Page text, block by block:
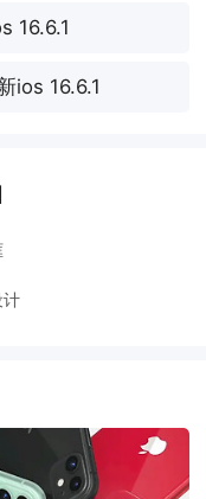
16.6.1
ios 16.6.1
计